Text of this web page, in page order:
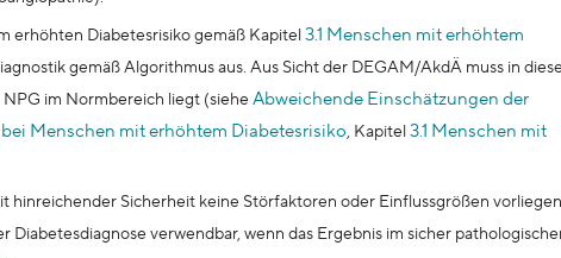
erhöhten Diabetesrisiko gemäß Kapitel3.1 Menschen mit erhöhtem
gemäß Algorithmus aus. Aus Sicht der DEGAM/AkdÄ muss in
im Normbereich liegt (siehe Abweichende Einschätzungen der
Menschen mit erhöhtem Diabetesrisiko, Kapitel3.1 Menschen mit
hinreichender Sicherheit keine Störfaktoren oder Einflussgrößen vorliegen
Diabetesdiagnose verwendbar, wenn das Ergebnis im sicher